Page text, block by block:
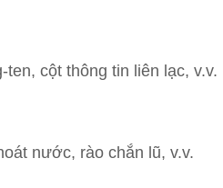
cột thông tin liên lạc, v.v.
nước, rào chắn lũ, v.v.